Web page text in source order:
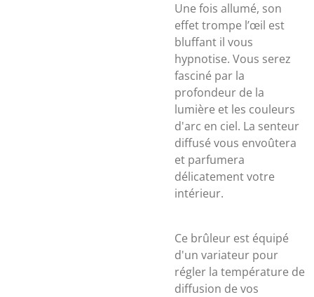
Une fois allumé, son
effet trompe l’œil est
bluffant il vous
hypnotise. Vous serez
fasciné par la
profondeur de la
lumière et les couleurs
d'arc en ciel. La senteur
diffusé vous envoûtera
et parfumera
délicatement votre
intérieur.
Ce brûleur est équipé
d'un variateur pour
régler la température de
diffusion de vos